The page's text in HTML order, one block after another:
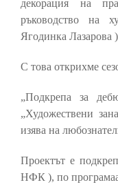
декорация на
ръководство на
Ягодинка Лазарова
С това открихме
„Подкрепа за
„Художествени
изява на
Проектът е
НФК ), по